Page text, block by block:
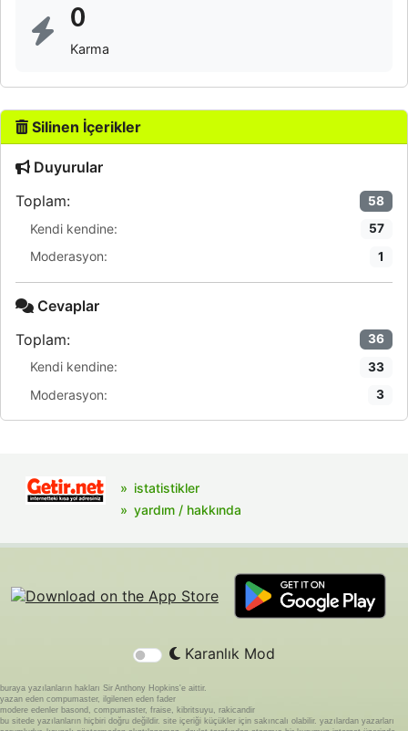
0
Karma
Silinen İçerikler
Duyurular
Toplam:
58
Kendi kendine: 57
Moderasyon: 1
Cevaplar
Toplam:
36
Kendi kendine: 33
Moderasyon: 3
istatistikler
yardım / hakkında
Karanlık Mod
buraya yazılanların hakları Sir Anthony Hopkins'e aittir.
yazan eden compumaster, ilgilenen eden fader
modere edenler basond, compumaster, fraise, kibritsuyu, rakicandir
bu sitede yazılanların hiçbiri doğru değildir. site içeriği küçükler için sakıncalı olabilir. yazılardan yazarları